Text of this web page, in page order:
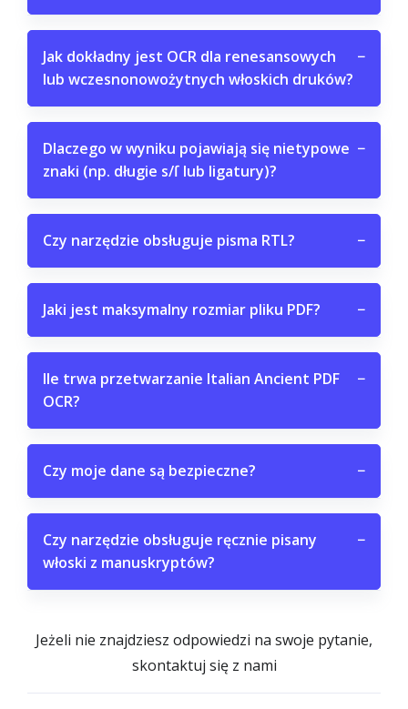
Jak dokładny jest OCR dla renesansowych
lub wczesnonowożytnych włoskich druków?
−
Dlaczego w wyniku pojawiają się nietypowe
znaki (np. długie s/ſ lub ligatury)?
−
Czy narzędzie obsługuje pisma RTL? −
Jaki jest maksymalny rozmiar pliku PDF? −
Ile trwa przetwarzanie Italian Ancient PDF
OCR?
−
Czy moje dane są bezpieczne? −
Czy narzędzie obsługuje ręcznie pisany
włoski z manuskryptów?
−
Jeżeli nie znajdziesz odpowiedzi na swoje pytanie,
skontaktuj się z nami